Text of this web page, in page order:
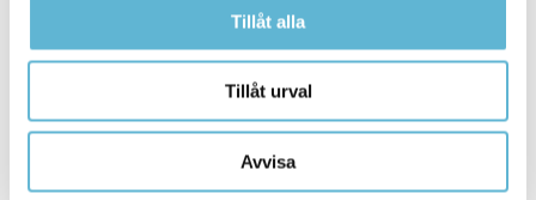
Tillåt alla
Tillåt urval
Avvisa
sova ordentligt, men det fanns ingen möjlighet
Bromölla Kommun
Matsedel grundskolan